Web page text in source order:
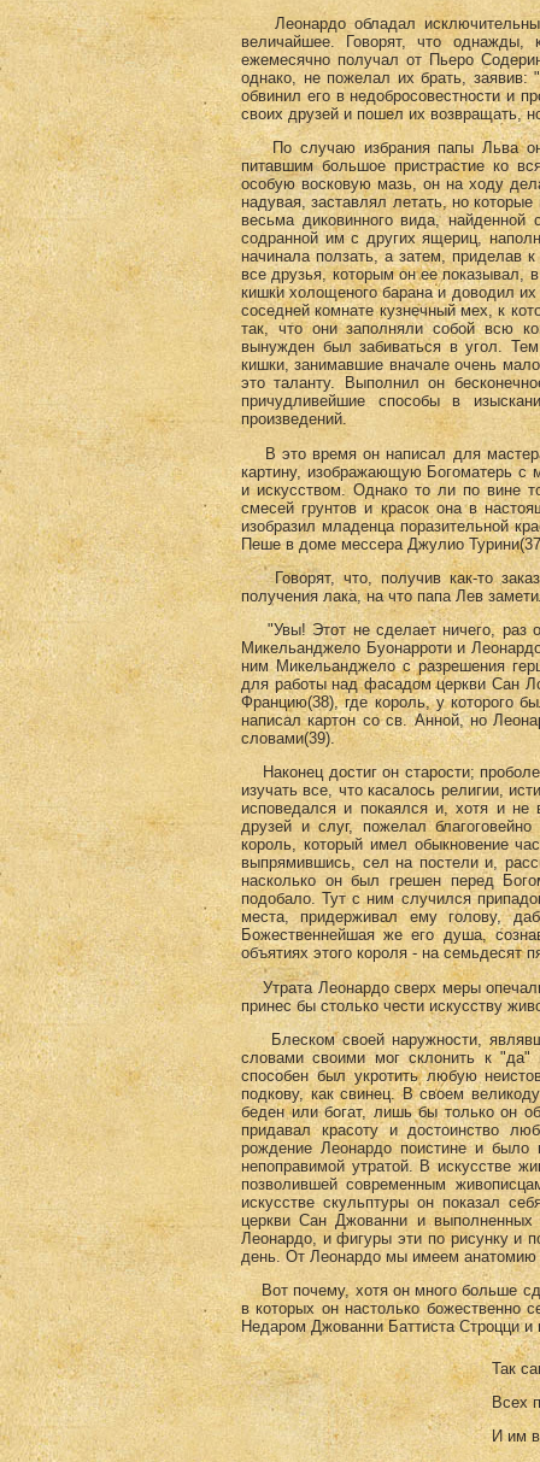
Леонардо обладал исключительным
величайшее. Говорят, что
ежемесячно получал от Пьеро
однако, не пожелал их брать,
обвинил его в недобросовестности и
своих друзей и пошел их возвращать,
По случаю избрания папы Льва он
питавшим большое пристрастие ко
особую восковую мазь, он на ходу
надувая, заставлял летать, но
весьма диковинного вида,
содранной им с других ящериц,
начинала ползать, а затем, приделав
все друзья, которым он ее показывал,
кишки холощеного барана и доводил
соседней комнате кузнечный мех, к
так, что они заполняли собой всю
вынужден был забиваться в угол.
кишки, занимавшие вначале очень
это таланту. Выполнил он
причудливейшие способы в
произведений.
В это время он написал для
картину, изображающую Богоматерь с
и искусством. Однако то ли по вине
смесей грунтов и красок она в
изобразил младенца поразительной
Пеше в доме мессера Джулио
Говорят, что, получив как-то
получения лака, на что папа Лев
"Увы! Этот не сделает ничего, раз
Микельанджело Буонарроти и
ним Микельанджело с разрешения
для работы над фасадом церкви Сан
Францию(38), где король, у которого
написал картон со св. Анной, но
словами(39).
Наконец достиг он старости;
изучать все, что касалось религии,
исповедался и покаялся и, хотя и
друзей и слуг, пожелал
король, который имел обыкновение
выпрямившись, сел на постели и,
насколько он был грешен перед
подобало. Тут с ним случился
места, придерживал ему голову,
Божественнейшая же его душа,
объятиях этого короля - на семьдесят
Утрата Леонардо сверх меры
принес бы столько чести искусству
Блеском своей наружности,
словами своими мог склонить к "да"
способен был укротить любую
подкову, как свинец. В своем
беден или богат, лишь бы только он
придавал красоту и достоинство
рождение Леонардо поистине и
непоправимой утратой. В искусстве
позволившей современным
искусстве скульптуры он показал
церкви Сан Джованни и выполненных
Леонардо, и фигуры эти по рисунку и
день. От Леонардо мы имеем
Вот почему, хотя он много больше
в которых он настолько божественно
Недаром Джованни Баттиста Строцци
Так
Всех
И им